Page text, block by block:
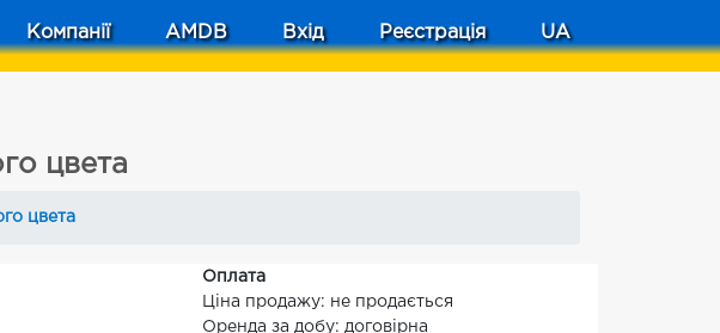
Компанії AMDB Вхід Реєстрація UA
цвета
цвета
Оплата
Ціна продажу: не продається
Оренда за добу: договірна